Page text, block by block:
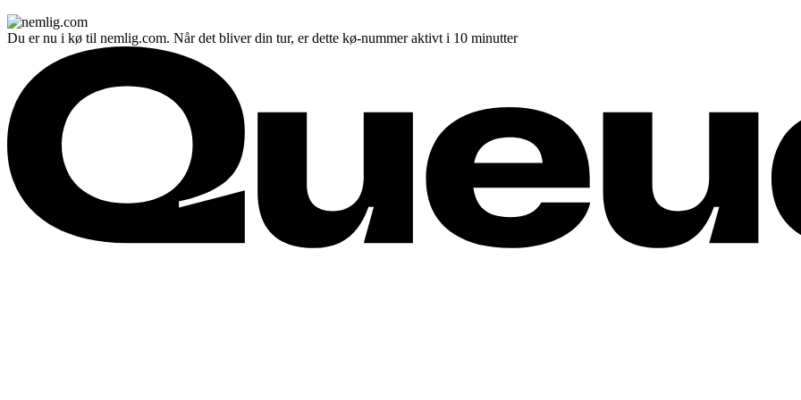
Du er nu i kø til nemlig.com. Når det bliver din tur, er dette kø-nummer aktivt i 10 minutter